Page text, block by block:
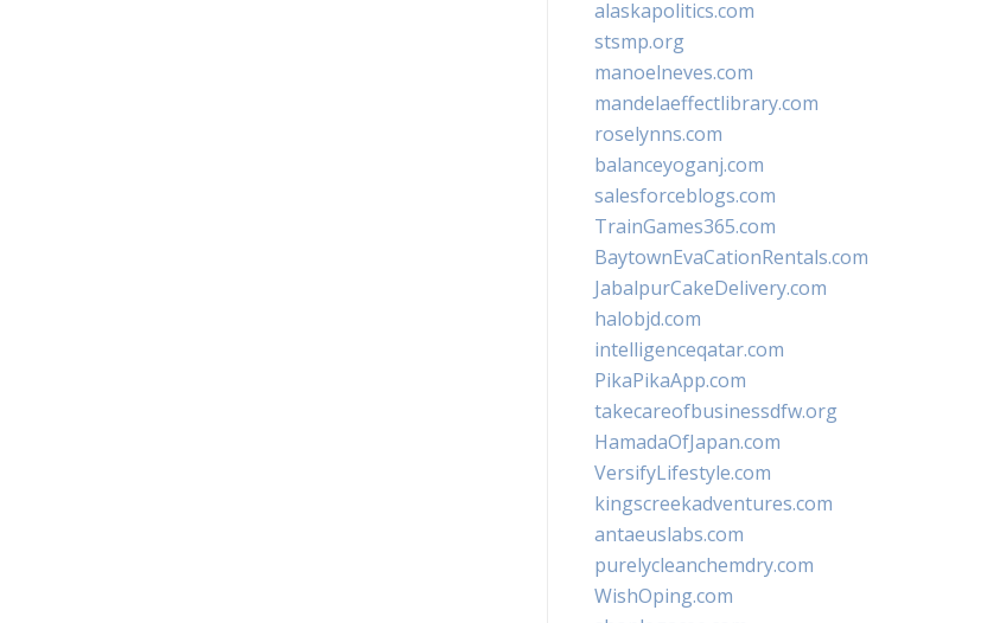
alaskapolitics.com
stsmp.org
manoelneves.com
mandelaeffectlibrary.com
roselynns.com
balanceyoganj.com
salesforceblogs.com
TrainGames365.com
BaytownEvaCationRentals.com
JabalpurCakeDelivery.com
halobjd.com
intelligenceqatar.com
PikaPikaApp.com
takecareofbusinessdfw.org
HamadaOfJapan.com
VersifyLifestyle.com
kingscreekadventures.com
antaeuslabs.com
purelycleanchemdry.com
WishOping.com